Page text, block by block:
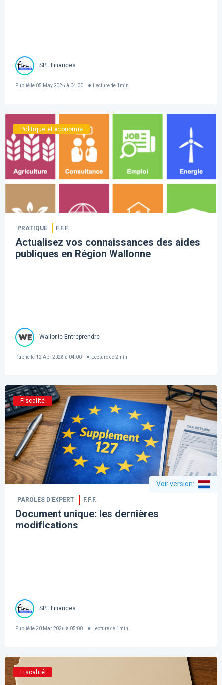
SPF Finances
Publié le 05 May 2026 à 04:00 Lecture de 1 min
Politique et économie
PRATIQUE F.F.F.
Actualisez vos connaissances des aides
publiques en Région Wallonne
Wallonie Entreprendre
Publié le 12 Apr 2026 à 04:00 Lecture de 2min
Fiscalité
Voir version:
PAROLES D’EXPERT F.F.F.
Document unique: les dernières
modifications
SPF Finances
Publié le20 Mar 2026 à 05:00 Lecture de 1 min
Fiscalité